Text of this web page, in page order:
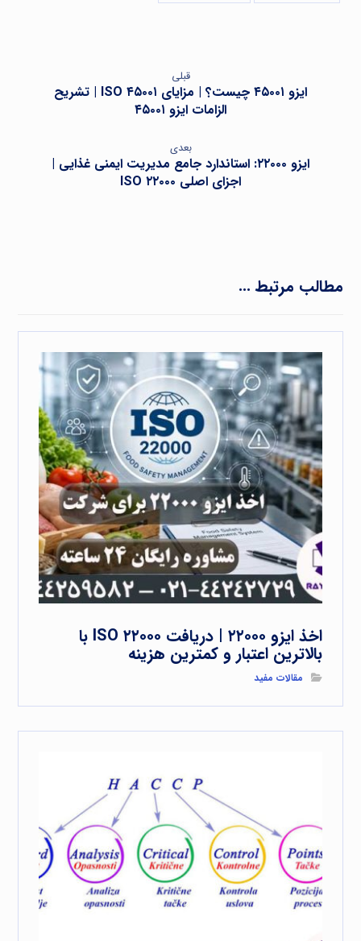
قبلی
ایزو ۴۵۰۰۱ چیست؟ | مزایای ISO ۴۵۰۰۱ | تشریح
الزامات ایزو ۴۵۰۰۱
بعدی
ایزو ۲۲۰۰۰: استاندارد جامع مدیریت ایمنی غذایی |
اجزای اصلی ISO ۲۲۰۰۰
مطالب مرتبط ...
اخذ ایزو ۲۲۰۰۰ | دریافت ISO ۲۲۰۰۰ با
بالاترین اعتبار و کمترین هزینه
مقالات مفید